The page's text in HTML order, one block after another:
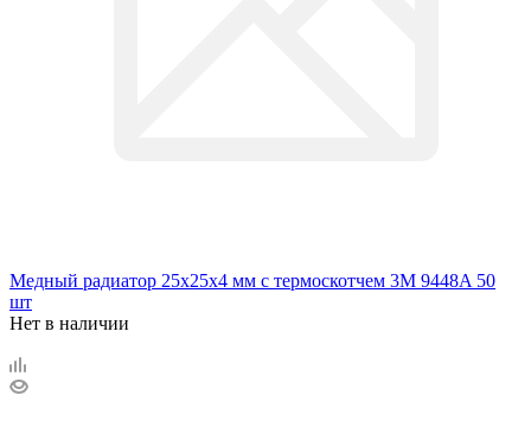
Медный радиатор 25х25х4 мм с термоскотчем 3M 9448A 50
шт
Нет в наличии